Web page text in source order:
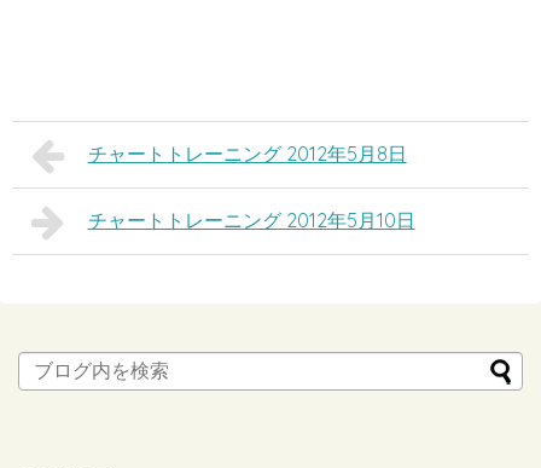
チャートトレーニング 2012年5月8日
チャートトレーニング 2012年5月10日